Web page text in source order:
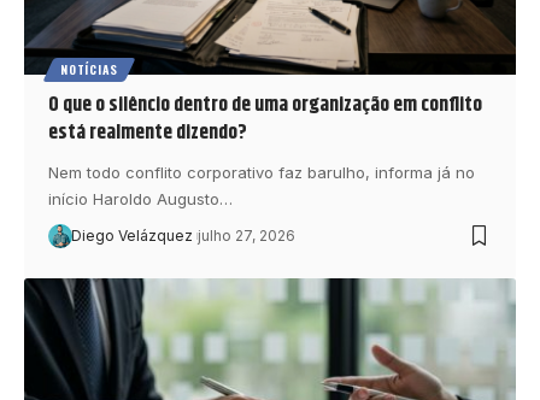
NOTÍCIAS
O que o silêncio dentro de uma organização em conflito
está realmente dizendo?
Nem todo conflito corporativo faz barulho, informa já no
início Haroldo Augusto…
Diego Velázquez julho 27, 2026